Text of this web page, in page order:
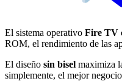
El sistema operativo Fire TV
ROM, el rendimiento de las
El diseño sin bisel maximiza
simplemente, el mejor